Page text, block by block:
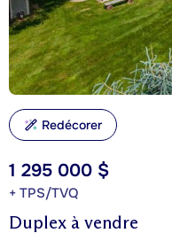
Duplex à vendre
1 295 000 $
+ TPS/TVQ
Redécorer